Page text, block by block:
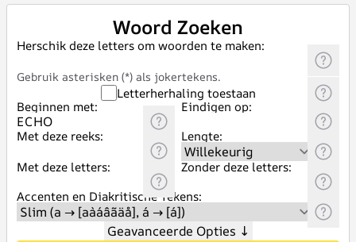
Woord Zoeken
Herschik deze letters om woorden te maken:
Gebruik asterisken (*) als jokertekens.
Letterherhaling toestaan
Beginnen met:
Eindigen op:
Met deze reeks:
Lengte:
Met deze letters:
Zonder deze letters:
Accenten en Diakritische Tekens:
Geavanceerde Opties ↓